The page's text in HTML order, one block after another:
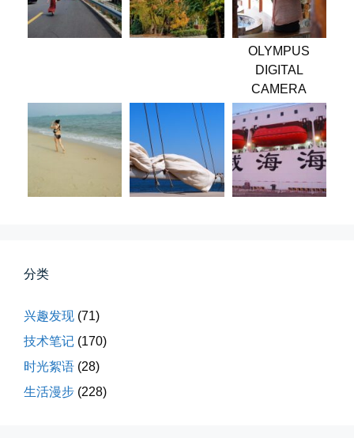
📅 04-06 08:28👤 Zairun
📅 03-31 22:37 👤 Zairun
OLYMPUS
DIGITAL
CAMERA
分类
兴趣发现 (71)
技术笔记 (170)
时光絮语 (28)
生活漫步 (228)